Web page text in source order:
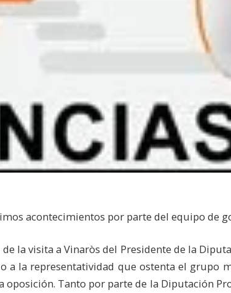
acontecimientos por parte del equipo de
la visita a Vinaròs del Presidente de la
a la representatividad que ostenta el grupo
oposición. Tanto por parte de la Diputación